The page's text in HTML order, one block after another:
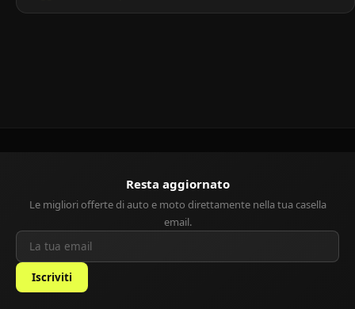
Resta aggiornato
Le migliori offerte di auto e moto direttamente nella tua casella
email.
Iscriviti